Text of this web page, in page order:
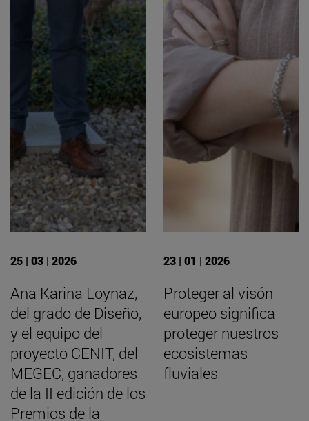
25 | 03 | 2026
Ana Karina Loynaz,
del grado de Diseño,
y el equipo del
proyecto CENIT, del
MEGEC, ganadores
de la II edición de los
Premios de la
23 | 01 | 2026
Proteger al visón
europeo significa
proteger nuestros
ecosistemas
fluviales